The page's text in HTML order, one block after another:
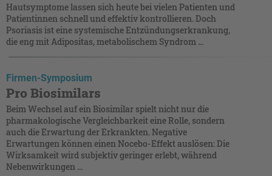
Hautsymptome lassen sich heute bei vielen Patienten und
Patientinnen schnell und effektiv kontrollieren. Doch
Psoriasis ist eine systemische Entzündungserkrankung,
die eng mit Adipositas, metabolischem Syndrom ...
Firmen-Symposium
Pro Biosimilars
Beim Wechsel auf ein Biosimilar spielt nicht nur die
pharmakologische Vergleichbarkeit eine Rolle, sondern
auch die Erwartung der Erkrankten. Negative
Erwartungen können einen Nocebo-Effekt auslösen: Die
Wirksamkeit wird subjektiv geringer erlebt, während
Nebenwirkungen ...